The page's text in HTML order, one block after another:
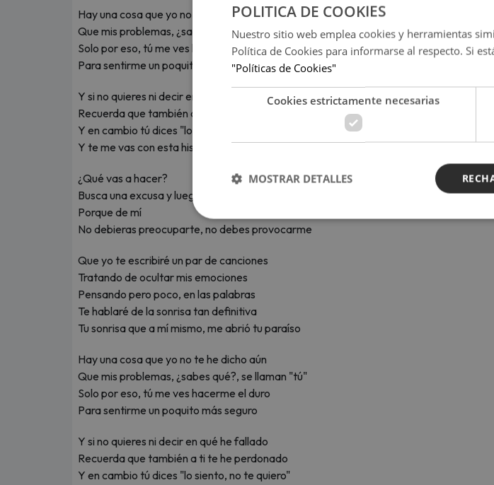
Hay una cosa que yo no te he dicho aún
Que mis problemas, ¿sabes qué?, se llaman "tú"
Solo por eso, tú me ves hacerme el duro
Para sentirme un poquito más seguro
Y si no quieres ni decir en qué he fallado
Recuerda que también a ti te he perdonado
Y en cambio tú dices "lo siento, no te quiero"
Y te me vas con esta historia entre tus dedos
¿Qué vas a hacer?
Busca una excusa y luego márchate
Porque de mí
No debieras preocuparte, no debes provocarme
Que yo te escribiré un par de canciones
Tratando de ocultar mis emociones
Pensando pero poco, en las palabras
Te hablaré de la sonrisa tan definitiva
Tu sonrisa que a mí mismo, me abrió tu paraíso
Hay una cosa que yo no te he dicho aún
Que mis problemas, ¿sabes qué?, se llaman "tú"
Solo por eso, tú me ves hacerme el duro
Para sentirme un poquito más seguro
Y si no quieres ni decir en qué he fallado
Recuerda que también a ti te he perdonado
Y en cambio tú dices "lo siento, no te quiero"
POLITICA DE COOKIES
Nuestro sitio web emplea cookies y herramientas
Política de Cookies para informarse al respecto. Si
"Políticas de Cookies"
Cookies estrictamente necesarias
MOSTRAR DETALLES